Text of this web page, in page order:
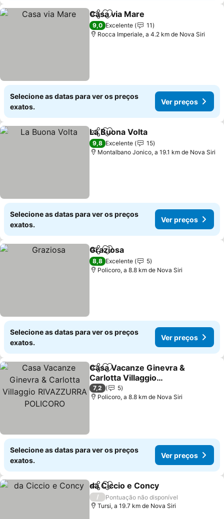
PartilharAdicionar aos favoritos
Casa via Mare
9,0 Excelente
11
Rocca Imperiale, a 4.2 km de Nova Siri
Selecione as datas para ver os preços
exatos.
Ver preços
PartilharAdicionar aos favoritos
La Buona Volta
9,8 Excelente
15
Montalbano Jonico, a 19.1 km de Nova Siri
Selecione as datas para ver os preços
exatos.
Ver preços
PartilharAdicionar aos favoritos
Graziosa
8,8 Excelente
5
Policoro, a 8.8 km de Nova Siri
Selecione as datas para ver os preços
exatos.
Ver preços
PartilharAdicionar aos favoritos
Casa Vacanze Ginevra &
Carlotta Villaggio
RIVAZZURRA POLICORO
Ver preços
7,2
5
Policoro, a 8.8 km de Nova Siri
Selecione as datas para ver os preços
exatos.
Ver preços
PartilharAdicionar aos favoritos
da Ciccio e Concy
/
Pontuação não disponível
Tursi, a 19.7 km de Nova Siri